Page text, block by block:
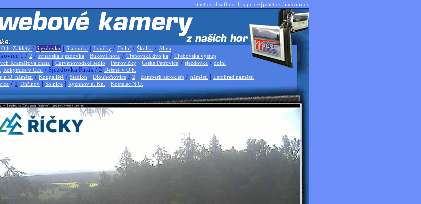
|ttnet.cz|thsoft.cz|ibis-pc.cz/|jvnet.cz|linecom.cz
Zakletý / Sjezdovka | Slalomka | Loučky / Dolní / Školka / Alma
1 / 2 / svitavská sjezdovka | Buková hora / Třebovská dvojka / Třebovská výstup
Kramářova chata | Červenovodské sedlo | Petrovičky | České Petrovice / sjezdovka / dolní
|Rokytnice v O.h. / Sjezdovka Farák / 2|Deštné v O.h.
n O. náměstí / Koupaliště / Stadion | Dlouhoňovice / 2 | Žamberk aeroklub / náměstí | Letohrad náměstí
/ 2 |Uhřínov | Solnice | Rychnov n. Kn. | Kostelec N.O.